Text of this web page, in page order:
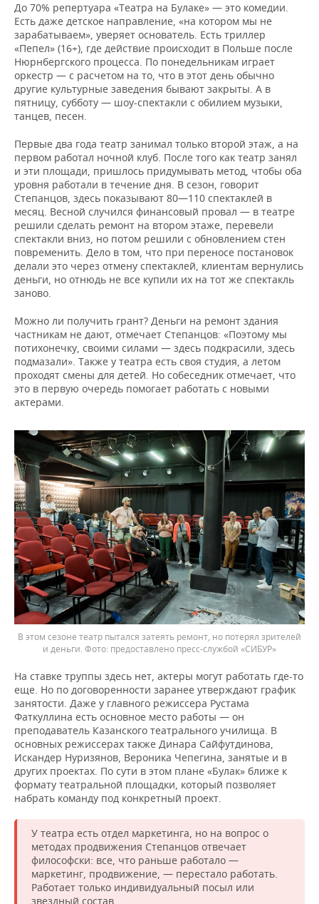
До 70% репертуара «Театра на Булаке» — это комедии.
Есть даже детское направление, «на котором мы не
зарабатываем», уверяет основатель. Есть триллер
«Пепел» (16+), где действие происходит в Польше после
Нюрнбергского процесса. По понедельникам играет
оркестр — с расчетом на то, что в этот день обычно
другие культурные заведения бывают закрыты. А в
пятницу, субботу — шоу-спектакли с обилием музыки,
танцев, песен.
Первые два года театр занимал только второй этаж, а на
первом работал ночной клуб. После того как театр занял
и эти площади, пришлось придумывать метод, чтобы оба
уровня работали в течение дня. В сезон, говорит
Степанцов, здесь показывают 80—110 спектаклей в
месяц. Весной случился финансовый провал — в театре
решили сделать ремонт на втором этаже, перевели
спектакли вниз, но потом решили с обновлением стен
повременить. Дело в том, что при переносе постановок
делали это через отмену спектаклей, клиентам вернулись
деньги, но отнюдь не все купили их на тот же спектакль
заново.
Можно ли получить грант? Деньги на ремонт здания
частникам не дают, отмечает Степанцов: «Поэтому мы
потихонечку, своими силами — здесь подкрасили, здесь
подмазали». Также у театра есть своя студия, а летом
проходят смены для детей. Но собеседник отмечает, что
это в первую очередь помогает работать с новыми
актерами.
В этом сезоне театр пытался затеять ремонт, но потерял зрителей
и деньги.
предоставлено пресс-службой «СИБУР»
На ставке труппы здесь нет, актеры могут работать где-то
еще. Но по договоренности заранее утверждают график
занятости. Даже у главного режиссера Рустама
Фаткуллина есть основное место работы — он
преподаватель Казанского театрального училища. В
основных режиссерах также Динара Сайфутдинова,
Искандер Нуризянов, Вероника Чепегина, занятые и в
других проектах. По сути в этом плане «Булак» ближе к
формату театральной площадки, который позволяет
набрать команду под конкретный проект.
У театра есть отдел маркетинга, но на вопрос о
методах продвижения Степанцов отвечает
философски: все, что раньше работало —
маркетинг, продвижение, — перестало работать.
Работает только индивидуальный посыл или
звездный состав.